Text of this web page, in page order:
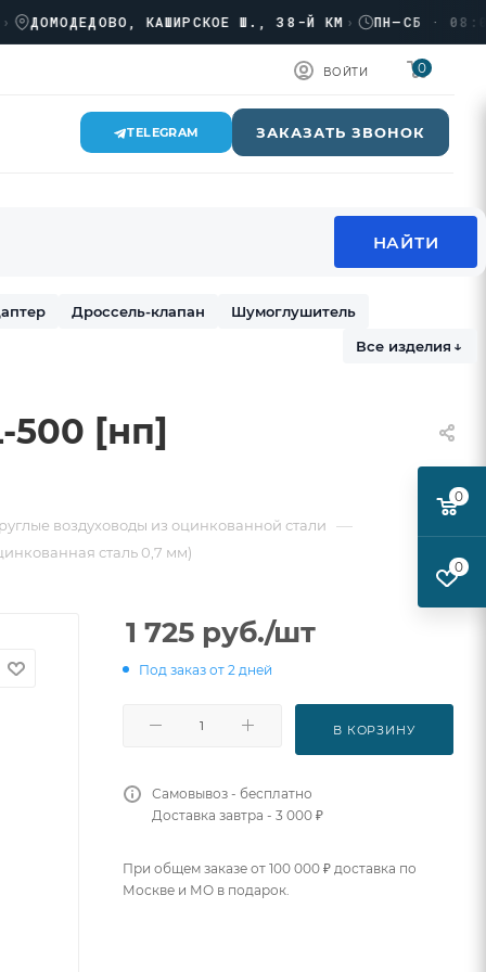
КАШИРСКОЕ Ш., 38-Й КМ › ПН–СБ · 08:00 →
ВОЙТИ 0
TELEGRAM ЗАКАЗАТЬ ЗВОНОК
Дроссель-клапан
Шумоглушитель
Все изделия ↓
500 [нп]
воздуховоды из оцинкованной стали —
сталь 0,7 мм)
1 725 руб./шт
Под заказ от 2 дней
В КОРЗИНУ
Самовывоз - бесплатно
Доставка завтра - 3 000 ₽
При общем заказе от 100 000 ₽ доставка по
Москве и МО в подарок.
0
0